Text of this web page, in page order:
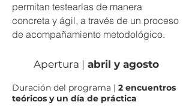
permitan testearlas de manera
concreta y ágil, a través de un proceso
de acompañamiento metodológico.
Apertura | abril y agosto
Duración del programa | 2 encuentros
teóricos y un día de práctica